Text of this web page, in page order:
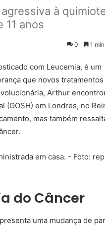
à
11 anos
0 1
com Leucemia, é um
que novos
Arthur
(GOSH) em Londres, no
mas também
do Câncer
uma mudança de